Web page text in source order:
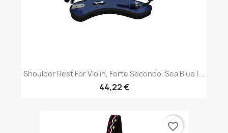
Shoulder Rest For Violin, Forte Secondo, Sea Blue |...
44,22 €
favorite_border